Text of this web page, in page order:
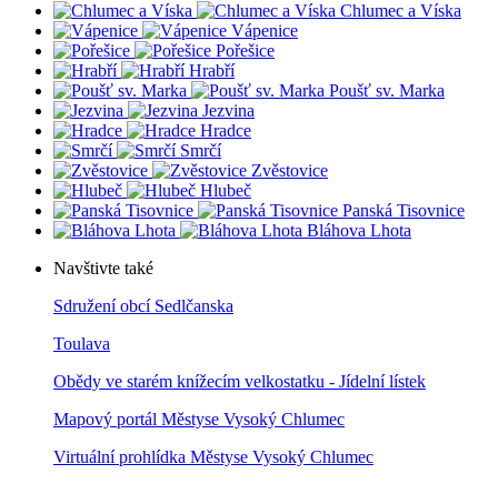
Chlumec a Víska
Vápenice
Pořešice
Hrabří
Poušť sv. Marka
Jezvina
Hradce
Smrčí
Zvěstovice
Hlubeč
Panská Tisovnice
Bláhova Lhota
Navštivte také
Sdružení obcí Sedlčanska
Toulava
Obědy ve starém knížecím velkostatku - Jídelní lístek
Mapový portál Městyse Vysoký Chlumec
Virtuální prohlídka Městyse Vysoký Chlumec